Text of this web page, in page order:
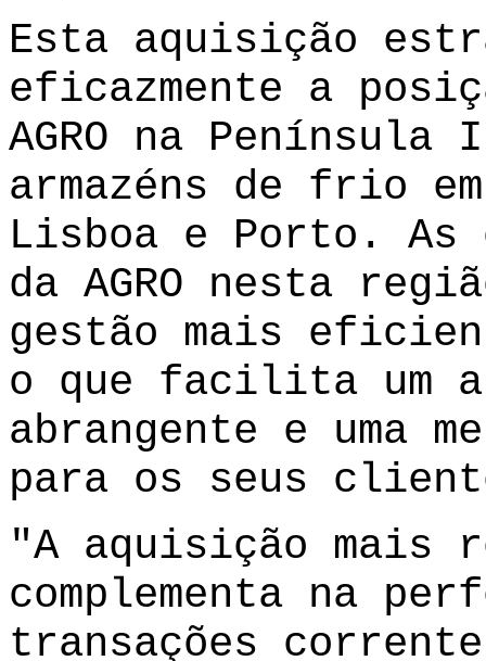
Esta aquisição
eficazmente a
AGRO na
armazéns de frio
Lisboa e Porto. As
da AGRO nesta
gestão mais
o que facilita um
abrangente e uma
para os seus
"A aquisição mais
complementa na
transações